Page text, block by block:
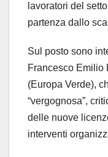
lavoratori del
partenza dallo
Sul posto sono
Francesco Emilio
(Europa Verde),
“vergognosa”,
delle nuove
interventi